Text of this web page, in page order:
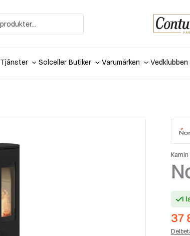
Tjänster Solceller Butiker Varumärken Vedklubben
Kamin
I
37